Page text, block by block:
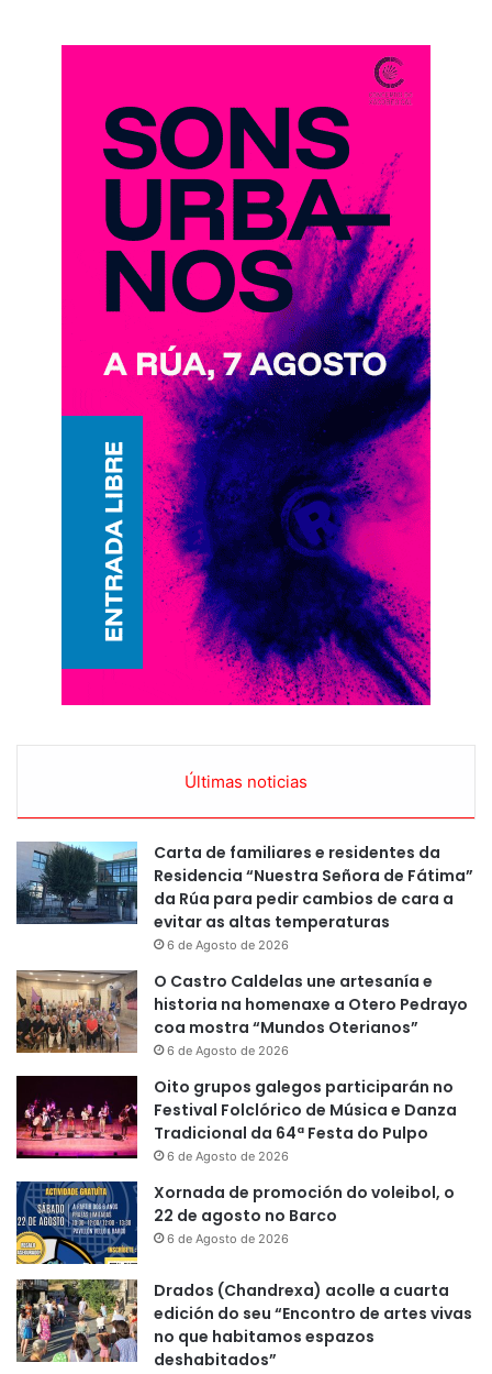
Últimas noticias
Carta de familiares e residentes da
Residencia “Nuestra Señora de Fátima”
da Rúa para pedir cambios de cara a
evitar as altas temperaturas
6 de Agosto de 2026
O Castro Caldelas une artesanía e
historia na homenaxe a Otero Pedrayo
coa mostra “Mundos Oterianos”
6 de Agosto de 2026
Oito grupos galegos participarán no
Festival Folclórico de Música e Danza
Tradicional da 64ª Festa do Pulpo
6 de Agosto de 2026
Xornada de promoción do voleibol, o
22 de agosto no Barco
6 de Agosto de 2026
Drados (Chandrexa) acolle a cuarta
edición do seu “Encontro de artes vivas
no que habitamos espazos
deshabitados”